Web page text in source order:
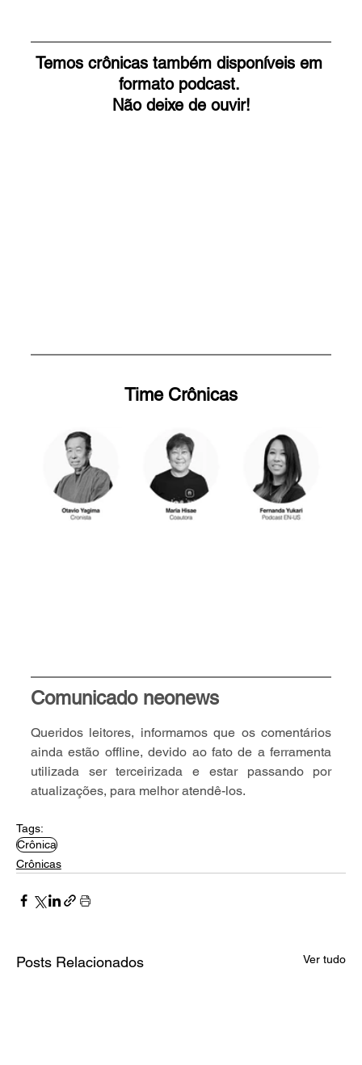
Temos crônicas também disponíveis em
formato podcast.
Não deixe de ouvir!
Time Crônicas
Comunicado neonews
Queridos leitores, informamos que os comentários
ainda estão offline, devido ao fato de a ferramenta
utilizada ser terceirizada e estar passando por
atualizações, para melhor atendê-los.
Tags:
Crônica
Crônicas
Posts Relacionados Ver tudo